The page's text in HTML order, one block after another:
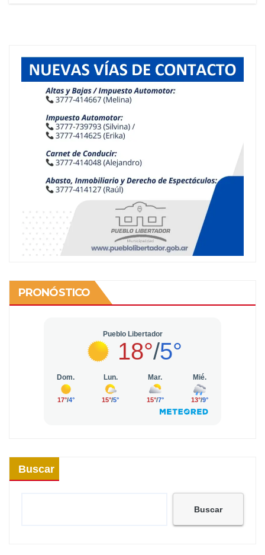
PRONÓSTICO
Buscar
Buscar